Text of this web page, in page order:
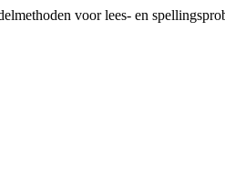
voor lees- en